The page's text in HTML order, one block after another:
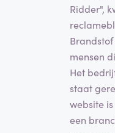
Ridder",
mensen
Het
staat
website
een